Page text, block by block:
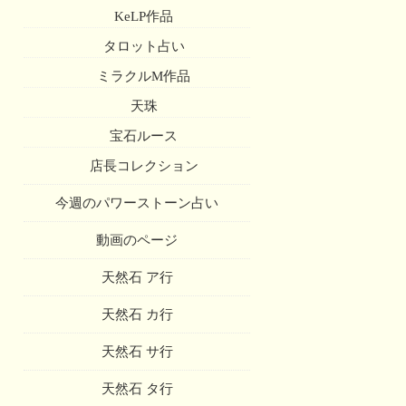
KeLP作品
タロット占い
ミラクルM作品
天珠
宝石ルース
店長コレクション
今週のパワーストーン占い
動画のページ
天然石 ア行
天然石 カ行
天然石 サ行
天然石 タ行